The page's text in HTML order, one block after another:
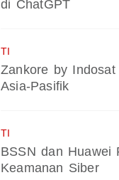
di ChatGPT
TI
Zankore by
Asia-Pasifik
TI
BSSN dan Huawei
Keamanan Siber